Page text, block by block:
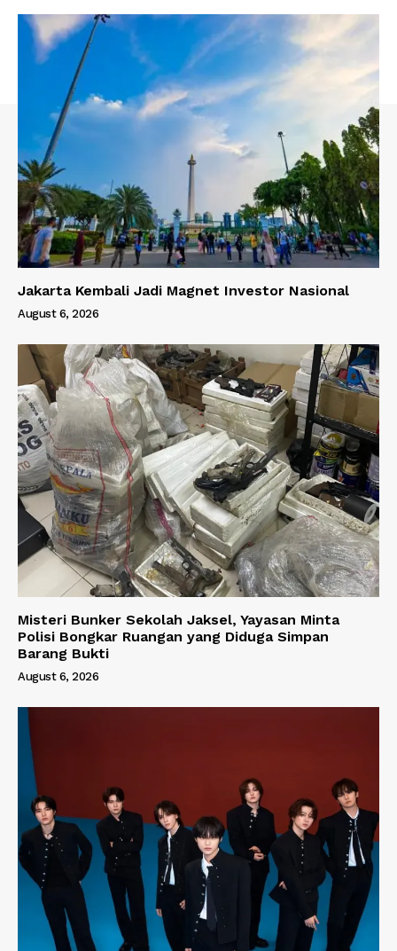
Jakarta Kembali Jadi Magnet Investor Nasional
August 6, 2026
Misteri Bunker Sekolah Jaksel, Yayasan Minta
Polisi Bongkar Ruangan yang Diduga Simpan
Barang Bukti
August 6, 2026